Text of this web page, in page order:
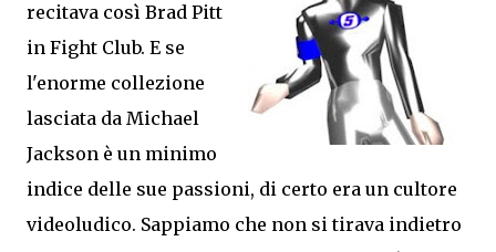
recitava così Brad Pitt
in Fight Club. E se
l'enorme collezione
lasciata da Michael
Jackson è un minimo
indice delle sue passioni, di certo era un cultore
videoludico. Sappiamo che non si tirava indietro